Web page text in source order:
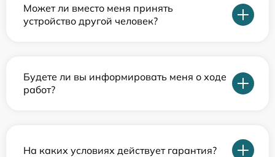
Может ли вместо меня принять
устройство другой человек?
Будете ли вы информировать меня о ходе
работ?
На каких условиях действует гарантия?